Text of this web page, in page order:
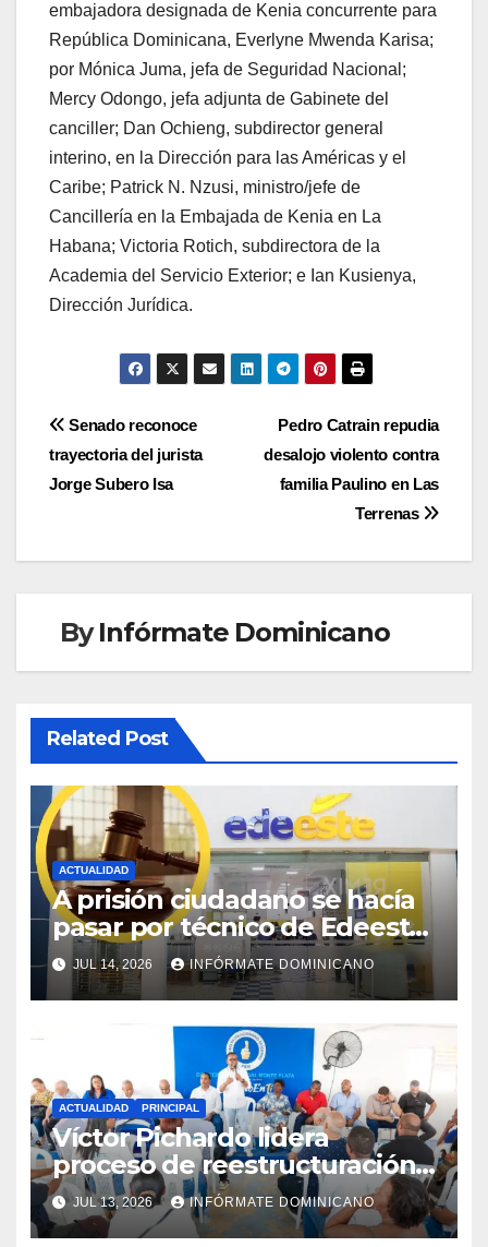
embajadora designada de Kenia concurrente para
República Dominicana, Everlyne Mwenda Karisa;
por Mónica Juma, jefa de Seguridad Nacional;
Mercy Odongo, jefa adjunta de Gabinete del
canciller; Dan Ochieng, subdirector general
interino, en la Dirección para las Américas y el
Caribe; Patrick N. Nzusi, ministro/jefe de
Cancillería en la Embajada de Kenia en La
Habana; Victoria Rotich, subdirectora de la
Academia del Servicio Exterior; e Ian Kusienya,
Dirección Jurídica.
Navegación
de
Pedro Catrain repudia
desalojo violento contra
familia Paulino en Las
Terrenas
Senado reconoce
trayectoria del jurista
Jorge Subero Isa
ByInfórmate Dominicano
Related Post
ACTUALIDAD
A prisión ciudadano se hacía
pasar por técnico de Edeeste
para estafar a dueños de
comercios
JUL 14, 2026 INFÓRMATE DOMINICANO
ACTUALIDAD PRINCIPAL
Víctor Pichardo lidera
proceso de reestructuración y
fortalecimiento del PRM en
Monte Plata
JUL 13, 2026 INFÓRMATE DOMINICANO